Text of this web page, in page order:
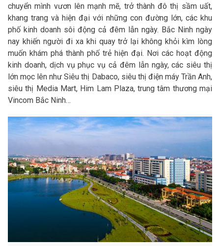
chuyển mình vươn lên mạnh mẽ, trở thành đô thị sầm uất,
khang trang và hiện đại với những con đường lớn, các khu
phố kinh doanh sôi động cả đêm lẫn ngày. Bắc Ninh ngày
nay khiến người đi xa khi quay trở lại không khỏi kìm lòng
muốn khám phá thành phố trẻ hiện đại. Nơi các hoạt động
kinh doanh, dịch vụ phục vụ cả đêm lẫn ngày, các siêu thị
lớn mọc lên như Siêu thị Dabaco, siêu thị điện máy Trần Anh,
siêu thị Media Mart, Him Lam Plaza, trung tâm thương mại
Vincom Bắc Ninh…